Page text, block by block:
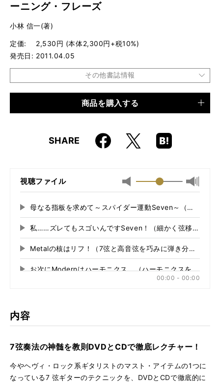
ーニング・フレーズ
小林 信一(著)
定価
2,530円 (本体2,300円+税10%)
発売日
2011.04.05
その他書誌情報
9784845619191
商品を購入する
SHARE Faceboo
k
X
Hatena
Boo
視聴ファイル
最小
音
量
に
り
替
え
最大音
量
切
替
え
る
再
生
す
る
母なる指板を求めて～スパイダー運動Seven～（クロマテ
再
生
す
る
私……ズレてもスゴいんですSeven！（細かく弦移動して
再
生
す
Metalの核はリフ！（7弦と高音弦を巧みに弾き分けるL.A.
再
お次にModernはハーモニクス。（ハーモニクスを効果的
す
る
再
生
る
生
す
る
再
生
す
極太銃連射！（6連符を主体にしたマシンガン・ソロ）
弦擦り巨大化計画2年目（ポジション移動を取り入れた発
00:00 - 00:00
内容
7弦奏法の神髄を教則DVDとCDで徹底レクチャー！
今やヘヴィ・ロック系ギタリストのマスト・アイテムの1つに
なっている7 弦ギターのテクニックを、DVDとCDで徹底的に